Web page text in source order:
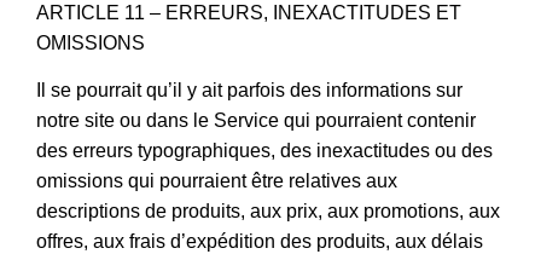
ARTICLE 11 – ERREURS, INEXACTITUDES ET
OMISSIONS
Il se pourrait qu’il y ait parfois des informations sur
notre site ou dans le Service qui pourraient contenir
des erreurs typographiques, des inexactitudes ou des
omissions qui pourraient être relatives aux
descriptions de produits, aux prix, aux promotions, aux
offres, aux frais d’expédition des produits, aux délais